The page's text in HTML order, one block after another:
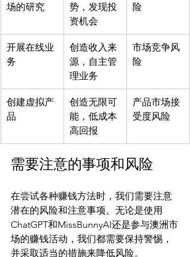
场的研究
势，发现投
资机会
险
开展在线业
务
创造收入来
源，自主管
理业务
市场竞争风
险
创建虚拟产
品
创造无限可
能，低成本
高回报
产品市场接
受度风险
需要注意的事项和风险
在尝试各种赚钱方法时，我们需要注意
潜在的风险和注意事项。无论是使用
ChatGPT和MissBunnyAI还是参与澳洲市
场的赚钱活动，我们都需要保持警惕，